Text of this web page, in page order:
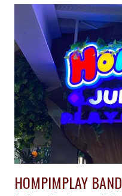
HOMPIMPLAY